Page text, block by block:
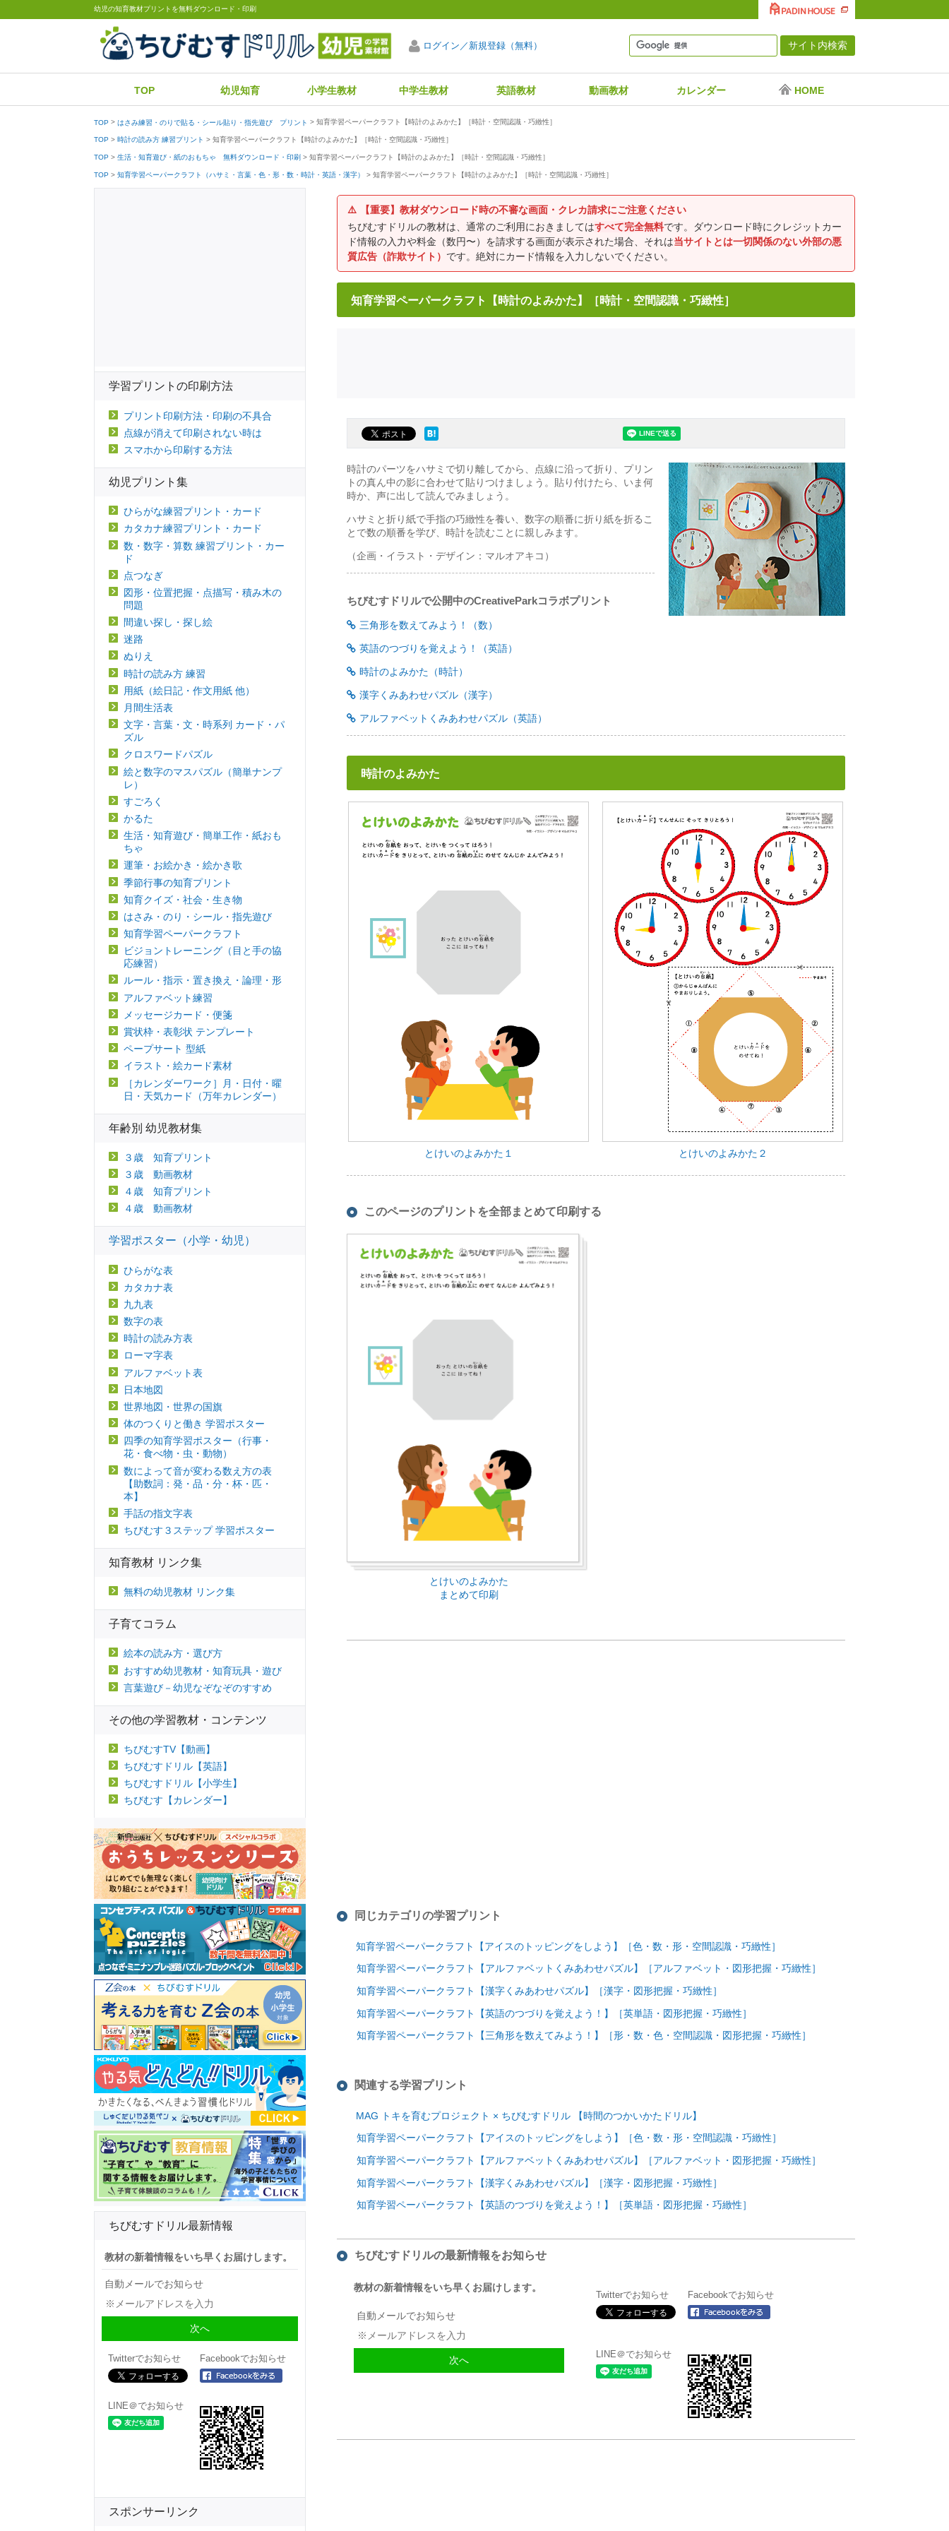
幼児の知育教材プリントを無料ダウンロード・印刷
ログイン／新規登録（無料）
TOP 幼児知育 小学生教材 中学生教材 英語教材 動画教材 カレンダー HOME
TOP はさみ練習・のりで貼る・シール貼り・指先遊び プリント 知育学習ペーパークラフト【時計のよみかた】［時計・空間認識・巧緻性］
TOP 時計の読み方 練習プリント 知育学習ペーパークラフト【時計のよみかた】［時計・空間認識・巧緻性］
TOP 生活・知育遊び・紙のおもちゃ 無料ダウンロード・印刷 知育学習ペーパークラフト【時計のよみかた】［時計・空間認識・巧緻性］
TOP 知育学習ペーパークラフト（ハサミ・言葉・色・形・数・時計・英語・漢字） 知育学習ペーパークラフト【時計のよみかた】［時計・空間認識・巧緻性］
⚠️
【重要】教材ダウンロード時の不審な画面・クレカ請求にご注意ください
ちびむすドリルの教材は、通常のご利用におきましてはすべて完全無料です。ダウンロード時にクレジットカー
ド情報の入力や料金（数円〜）を請求する画面が表示された場合、それは当サイトとは一切関係のない外部の悪
質広告（詐欺サイト） です。絶対にカード情報を入力しないでください。
知育学習ペーパークラフト【時計のよみかた】［時計・空間認識・巧緻性］
時計のパーツをハサミで切り離してから、点線に沿って折り、プリン
トの真ん中の影に合わせて貼りつけましょう。貼り付けたら、いま何
時か、声に出して読んでみましょう。
ハサミと折り紙で手指の巧緻性を養い、数字の順番に折り紙を折るこ
とで数の順番を学び、時計を読むことに親しみます。
（企画・イラスト・デザイン：マルオアキコ）
ちびむすドリルで公開中のCreativeParkコラボプリント
三角形を数えてみよう！（数）
英語のつづりを覚えよう！（英語）
時計のよみかた（時計）
漢字くみあわせパズル（漢字）
アルファベットくみあわせパズル（英語）
時計のよみかた
とけいのよみかた１ とけいのよみかた２
このページのプリントを全部まとめて印刷する
とけいのよみかた
まとめて印刷
同じカテゴリの学習プリント
知育学習ペーパークラフト【アイスのトッピングをしよう】［色・数・形・空間認識・巧緻性］
知育学習ペーパークラフト【アルファベットくみあわせパズル】［アルファベット・図形把握・巧緻性］
知育学習ペーパークラフト【漢字くみあわせパズル】［漢字・図形把握・巧緻性］
知育学習ペーパークラフト【英語のつづりを覚えよう！】［英単語・図形把握・巧緻性］
知育学習ペーパークラフト【三角形を数えてみよう！】［形・数・色・空間認識・図形把握・巧緻性］
関連する学習プリント
MAG トキを育むプロジェクト × ちびむすドリル 【時間のつかいかたドリル】
知育学習ペーパークラフト【アイスのトッピングをしよう】［色・数・形・空間認識・巧緻性］
知育学習ペーパークラフト【アルファベットくみあわせパズル】［アルファベット・図形把握・巧緻性］
知育学習ペーパークラフト【漢字くみあわせパズル】［漢字・図形把握・巧緻性］
知育学習ペーパークラフト【英語のつづりを覚えよう！】［英単語・図形把握・巧緻性］
ちびむすドリルの最新情報をお知らせ
教材の新着情報をいち早くお届けします。
自動メールでお知らせ
Twitterでお知らせ Facebookでお知らせ
LINE＠でお知らせ
学習プリントの印刷方法
プリント印刷方法・印刷の不具合
点線が消えて印刷されない時は
スマホから印刷する方法
幼児プリント集
ひらがな練習プリント・カード
カタカナ練習プリント・カード
数・数字・算数 練習プリント・カー
ド
点つなぎ
図形・位置把握・点描写・積み木の
問題
間違い探し・探し絵
迷路
ぬりえ
時計の読み方 練習
用紙（絵日記・作文用紙 他）
月間生活表
文字・言葉・文・時系列 カード・パ
ズル
クロスワードパズル
絵と数字のマスパズル（簡単ナンプ
レ）
すごろく
かるた
生活・知育遊び・簡単工作・紙おも
ちゃ
運筆・お絵かき・絵かき歌
季節行事の知育プリント
知育クイズ・社会・生き物
はさみ・のり・シール・指先遊び
知育学習ペーパークラフト
ビジョントレーニング（目と手の協
応練習）
ルール・指示・置き換え・論理・形
アルファベット練習
メッセージカード・便箋
賞状枠・表彰状 テンプレート
ペープサート 型紙
イラスト・絵カード素材
［カレンダーワーク］月・日付・曜
日・天気カード（万年カレンダー）
年齢別 幼児教材集
３歳 知育プリント
３歳 動画教材
４歳 知育プリント
４歳 動画教材
学習ポスター（小学・幼児）
ひらがな表
カタカナ表
九九表
数字の表
時計の読み方表
ローマ字表
アルファベット表
日本地図
世界地図・世界の国旗
体のつくりと働き 学習ポスター
四季の知育学習ポスター（行事・
花・食べ物・虫・動物）
数によって音が変わる数え方の表
【助数詞：発・品・分・杯・匹・
本】
手話の指文字表
ちびむす３ステップ 学習ポスター
知育教材 リンク集
無料の幼児教材 リンク集
子育てコラム
絵本の読み方・選び方
おすすめ幼児教材・知育玩具・遊び
言葉遊び－幼児なぞなぞのすすめ
その他の学習教材・コンテンツ
ちびむすTV【動画】
ちびむすドリル【英語】
ちびむすドリル【小学生】
ちびむす【カレンダー】
ちびむすドリル最新情報
教材の新着情報をいち早くお届けします。
自動メールでお知らせ
Twitterでお知らせ Facebookでお知らせ
LINE＠でお知らせ
スポンサーリンク